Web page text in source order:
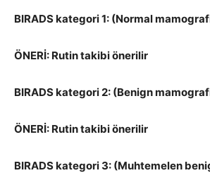
BIRADS kategori 1: (Normal
ÖNERİ: Rutin takibi önerilir
BIRADS kategori 2: (Benign
ÖNERİ: Rutin takibi önerilir
BIRADS kategori 3: (Muhtemelen